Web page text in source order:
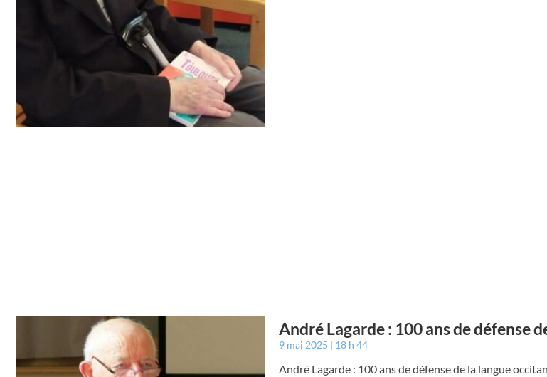
André Lagarde : 100 ans de défense
9 mai 2025 18 h 44
André Lagarde : 100 ans de défense de la langue